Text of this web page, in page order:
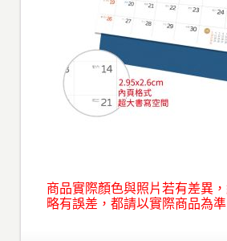
商品實際顏色與照片若有差異
略有誤差，都請以實際商品為準